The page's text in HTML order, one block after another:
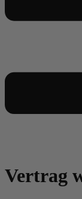
Vertrag